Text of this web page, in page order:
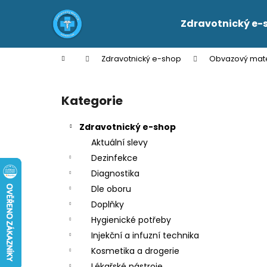
Zdravotnický e-
Domů Zdravotnický e-shop Obvazový
Přeskočit
kategorie
Kategorie
Zdravotnický e-shop
Aktuální slevy
Dezinfekce
Diagnostika
Dle oboru
Doplňky
Hygienické potřeby
Injekční a infuzní technika
Kosmetika a drogerie
í
Zpět
do
Zpět
do